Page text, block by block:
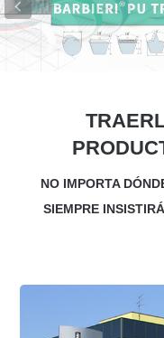
NO IMPORTA
SIEMPRE